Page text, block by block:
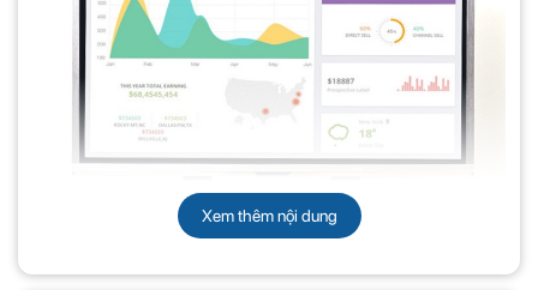
Xem thêm nội dung